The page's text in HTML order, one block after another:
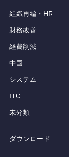
組織再編・HR
財務改善
経費削減
中国
システム
ITC
未分類
ダウンロード